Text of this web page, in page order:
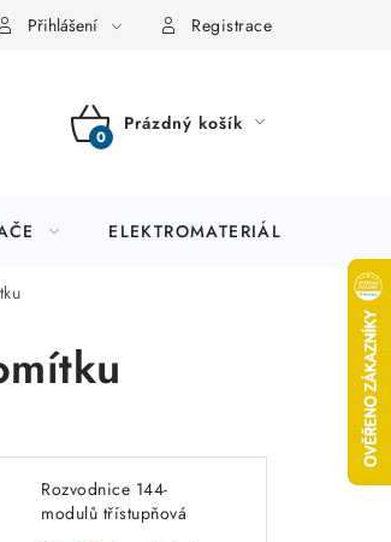
Přihlášení Registrace
NÁKUPNÍ
Prázdný košík
ELEKTROMATERIÁL
Rozvodnice 144-
modulů třístupňová